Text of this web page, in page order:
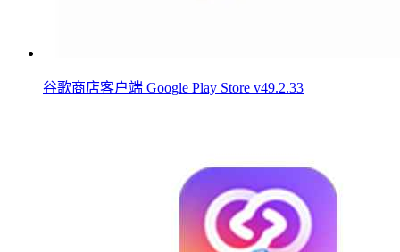
谷歌商店客户端 Google Play Store v49.2.33